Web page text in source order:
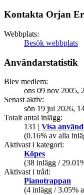
Kontakta Orjan
Webbplats:
Besök webbplats
Användarstatistik
Blev medlem:
ons 09 nov 2005,
Senast aktiv:
sön 19 jul 2026,
Totalt antal inlägg:
131 | Visa
(0.16% av alla
Aktivast i kategori:
Köpes
(38 inlägg /
Aktivast i tråd:
Pianotrappan
(4 inlägg / 3.05%